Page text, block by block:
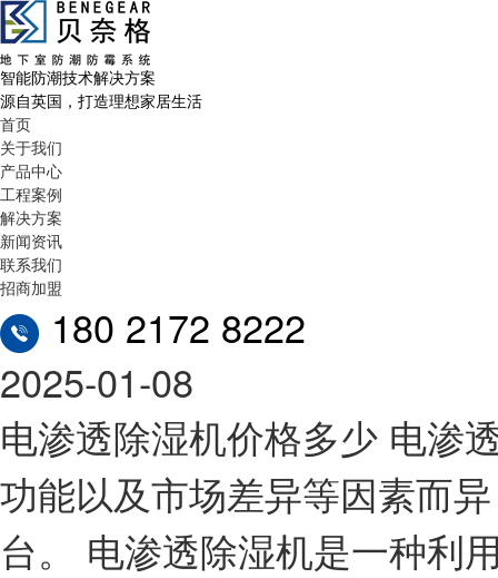
智能防潮技术解决方案
源自英国，打造理想家居生活
首页
关于我们
产品中心
工程案例
解决方案
新闻资讯
联系我们
招商加盟
180 2172 8222
2025-01-08
电渗透除湿机价格多少 电渗
功能以及市场差异等因素而
台。 电渗透除湿机是一种利